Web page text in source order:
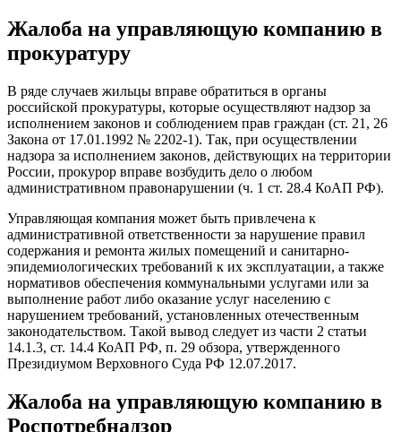
Жалоба на управляющую компанию в
прокуратуру
В ряде случаев жильцы вправе обратиться в органы
российской прокуратуры, которые осуществляют надзор за
исполнением законов и соблюдением прав граждан (ст. 21, 26
Закона от 17.01.1992 № 2202-1). Так, при осуществлении
надзора за исполнением законов, действующих на территории
России, прокурор вправе возбудить дело о любом
административном правонарушении (ч. 1 ст. 28.4 КоАП РФ).
Управляющая компания может быть привлечена к
административной ответственности за нарушение правил
содержания и ремонта жилых помещений и санитарно-
эпидемиологических требований к их эксплуатации, а также
нормативов обеспечения коммунальными услугами или за
выполнение работ либо оказание услуг населению с
нарушением требований, установленных отечественным
законодательством. Такой вывод следует из части 2 статьи
14.1.3, ст. 14.4 КоАП РФ, п. 29 обзора, утвержденного
Президиумом Верховного Суда РФ 12.07.2017.
Жалоба на управляющую компанию в
Роспотребнадзор